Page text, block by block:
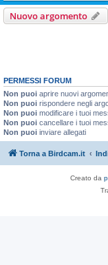
Nuovo argomento
PERMESSI FORUM
Non puoi aprire nuovi
Non puoi rispondere negli
Non puoi modificare i tuoi
Non puoi cancellare i tuoi
Non puoi inviare allegati
Torna a Birdcam.it
Creato da